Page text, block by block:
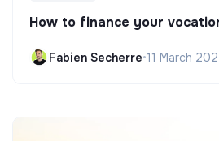
How to finance your
Fabien Secherre•11 March